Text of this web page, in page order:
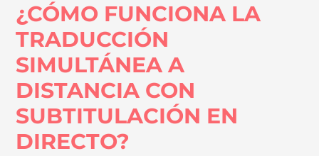
¿CÓMO FUNCIONA LA
TRADUCCIÓN
SIMULTÁNEA A
DISTANCIA CON
SUBTITULACIÓN EN
DIRECTO?